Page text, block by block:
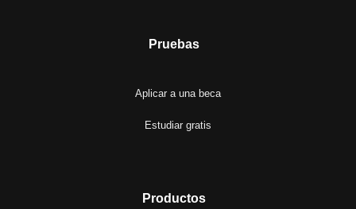
Pruebas
Aplicar a una beca
Estudiar gratis
Productos